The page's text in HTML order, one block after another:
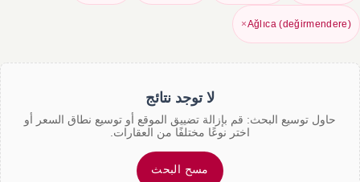
Ağlıca (değirmendere)
×
لا توجد نتائج
حاول توسيع البحث: قم بإزالة تضييق الموقع أو توسيع نطاق السعر أو
اختر نوعًا مختلفًا من العقارات.
مسح البحث